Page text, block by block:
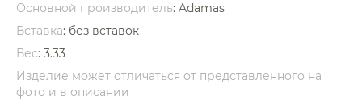
Основной производитель: Adamas
Вставка: без вставок
Вес: 3.33
Изделие может отличаться от представленного на
фото и в описании
раз в 2 недели